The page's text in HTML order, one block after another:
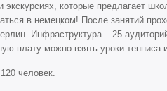
которые предлагает
в немецком! После занятий
Инфраструктура – 25
плату можно взять уроки тенниса
человек.